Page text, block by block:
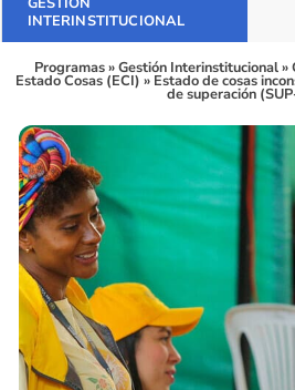
INTERINSTITUCIONAL
Programas»Gestión Interinstitucional»
Estado Cosas (ECI) » Estado de cosas
de superación